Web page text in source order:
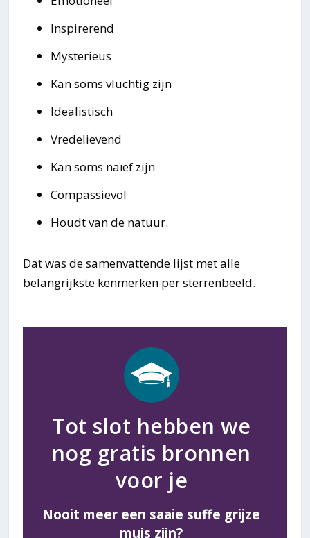
Inspirerend
Mysterieus
Kan soms vluchtig zijn
Idealistisch
Vredelievend
Kan soms naïef zijn
Compassievol
Houdt van de natuur.
Dat was de samenvattende lijst met alle
belangrijkste kenmerken per sterrenbeeld.
Tot slot hebben we
nog gratis bronnen
voor je
Nooit meer een saaie suffe grijze
muis zijn?